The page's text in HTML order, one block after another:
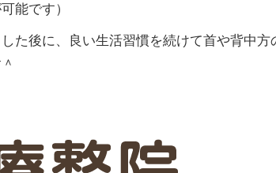
能です）
た後に、良い生活習慣を続けて首や背中